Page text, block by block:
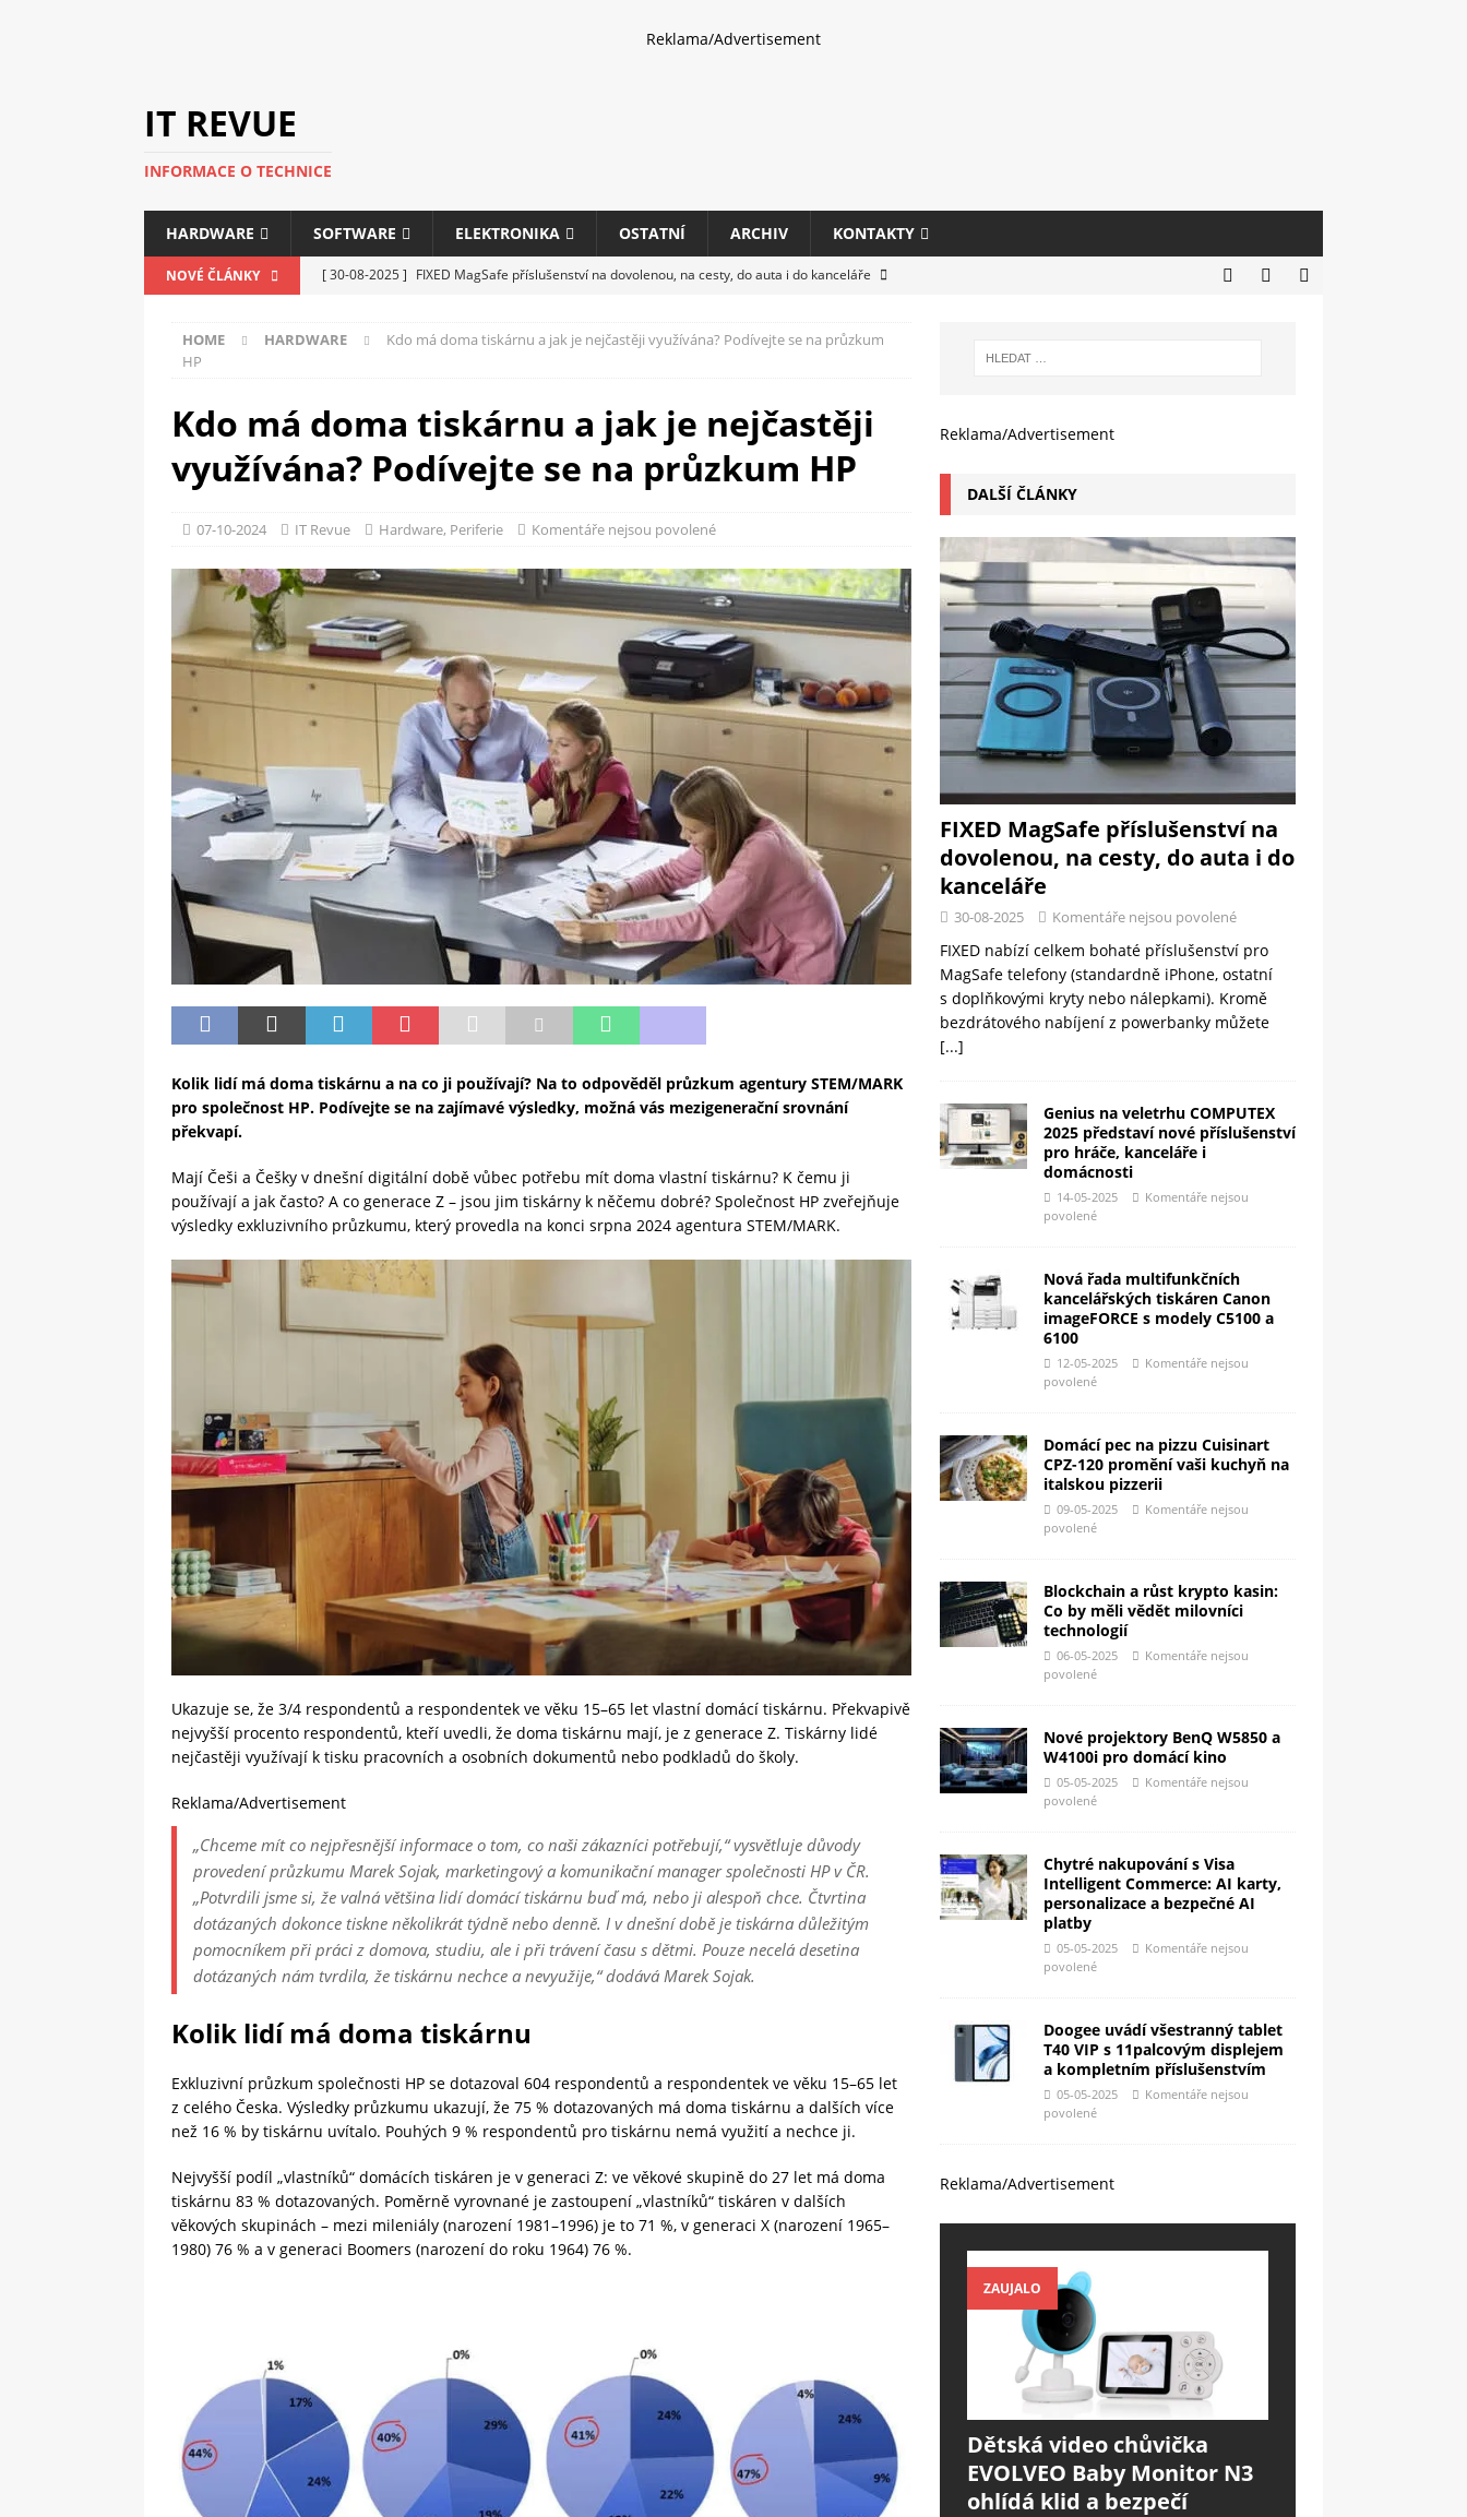
Reklama/Advertisement
IT REVUE
INFORMACE O TECHNICE
HARDWARE SOFTWARE ELEKTRONIKA OSTATNÍ ARCHIV KONTAKTY
NOVÉ ČLÁNKY [ 30-08-2025 ] FIXED MagSafe příslušenství na dovolenou, na cesty, do auta i do kanceláře
[ 14-05-2025 ] Genius na veletrhu COMPUTEX 2025 představí nové příslušenství pro hráče,
[ 12-05-2025 ] Nová řada multifunkčních kancelářských tiskáren Canon imageFORCE s modely
C5100 a 6100
PERIFERIE
OSTATNÍ
[ 06-05-2025 ] Blockchain a růst krypto kasin: Co by měli vědět milovníci technologií
HOME HARDWARE
Kdo má doma tiskárnu a jak je nejčastěji využívána? Podívejte se na průzkum
HP
Kdo má doma tiskárnu a jak je nejčastěji
využívána? Podívejte se na průzkum HP
07-10-2024 IT Revue Hardware, Periferie Komentáře nejsou povolené
Kolik lidí má doma tiskárnu a na co ji používají? Na to odpověděl průzkum agentury STEM/MARK
pro společnost HP. Podívejte se na zajímavé výsledky, možná vás mezigenerační srovnání
překvapí.
Mají Češi a Češky v dnešní digitální době vůbec potřebu mít doma vlastní tiskárnu? K čemu ji
používají a jak často? A co generace Z –⁠⁠⁠⁠⁠⁠ jsou jim tiskárny k něčemu dobré? Společnost HP zveřejňuje
výsledky exkluzivního průzkumu, který provedla na konci srpna 2024 agentura STEM/MARK.
Ukazuje se, že 3/4 respondentů a respondentek ve věku 15–⁠⁠⁠⁠⁠⁠65 let vlastní domácí tiskárnu. Překvapivě
nejvyšší procento respondentů, kteří uvedli, že doma tiskárnu mají, je z generace Z. Tiskárny lidé
nejčastěji využívají k tisku pracovních a osobních dokumentů nebo podkladů do školy.
Reklama/Advertisement
„Chceme mít co nejpřesnější informace o tom, co naši zákazníci potřebují,“vysvětluje důvody
provedení průzkumu Marek Sojak, marketingový a komunikační manager společnosti HP v ČR.
„Potvrdili jsme si, že valná většina lidí domácí tiskárnu buď má, nebo ji alespoň chce. Čtvrtina
dotázaných dokonce tiskne několikrát týdně nebo denně. I v dnešní době je tiskárna důležitým
pomocníkem při práci z domova, studiu, ale i při trávení času s dětmi. Pouze necelá desetina
dotázaných nám tvrdila, že tiskárnu nechce a nevyužije,“dodává Marek Sojak.
Kolik lidí má doma tiskárnu
Exkluzivní průzkum společnosti HP se dotazoval 604 respondentů a respondentek ve věku 15–⁠⁠⁠⁠⁠⁠⁠⁠⁠⁠⁠⁠65 let
z celého Česka. Výsledky průzkumu ukazují, že 75 % dotazovaných má doma tiskárnu a dalších více
než 16 % by tiskárnu uvítalo. Pouhých 9 % respondentů pro tiskárnu nemá využití a nechce ji.
Nejvyšší podíl „vlastníků“ domácích tiskáren je v generaci Z: ve věkové skupině do 27 let má doma
tiskárnu 83 % dotazovaných. Poměrně vyrovnané je zastoupení „vlastníků“ tiskáren v dalších
věkových skupinách – mezi mileniály (narození 1981–1996) je to 71 %, v generaci X (narození 1965–
1980) 76 % a v generaci Boomers (narození do roku 1964) 76 %.
Reklama/Advertisement
DALŠÍ ČLÁNKY
FIXED MagSafe příslušenství na
dovolenou, na cesty, do auta i do
kanceláře
30-08-2025 Komentáře nejsou povolené
FIXED nabízí celkem bohaté příslušenství pro
MagSafe telefony (standardně iPhone, ostatní
s doplňkovými kryty nebo nálepkami). Kromě
bezdrátového nabíjení z powerbanky můžete
[...]
Genius na veletrhu COMPUTEX
2025 představí nové příslušenství
pro hráče, kanceláře i
domácnosti
14-05-2025
Komentáře nejsou
povolené
Nová řada multifunkčních
kancelářských tiskáren Canon
imageFORCE s modely C5100 a
6100
12-05-2025
Komentáře nejsou
povolené
Domácí pec na pizzu Cuisinart
CPZ-120 promění vaši kuchyň na
italskou pizzerii
09-05-2025
Komentáře nejsou
povolené
Blockchain a růst krypto kasin:
Co by měli vědět milovníci
technologií
06-05-2025
Komentáře nejsou
povolené
Nové projektory BenQ W5850 a
W4100i pro domácí kino
05-05-2025
Komentáře nejsou
povolené
Chytré nakupování s Visa
Intelligent Commerce: AI karty,
personalizace a bezpečné AI
platby
05-05-2025
Komentáře nejsou
povolené
Doogee uvádí všestranný tablet
T40 VIP s 11palcovým displejem
a kompletním příslušenstvím
05-05-2025
Komentáře nejsou
povolené
Reklama/Advertisement
ZAUJALO
Dětská video chůvička
EVOLVEO Baby Monitor N3
ohlídá klid a bezpečí